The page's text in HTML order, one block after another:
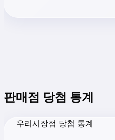
판매점 당첨 통계
우리시장점 당첨 통계